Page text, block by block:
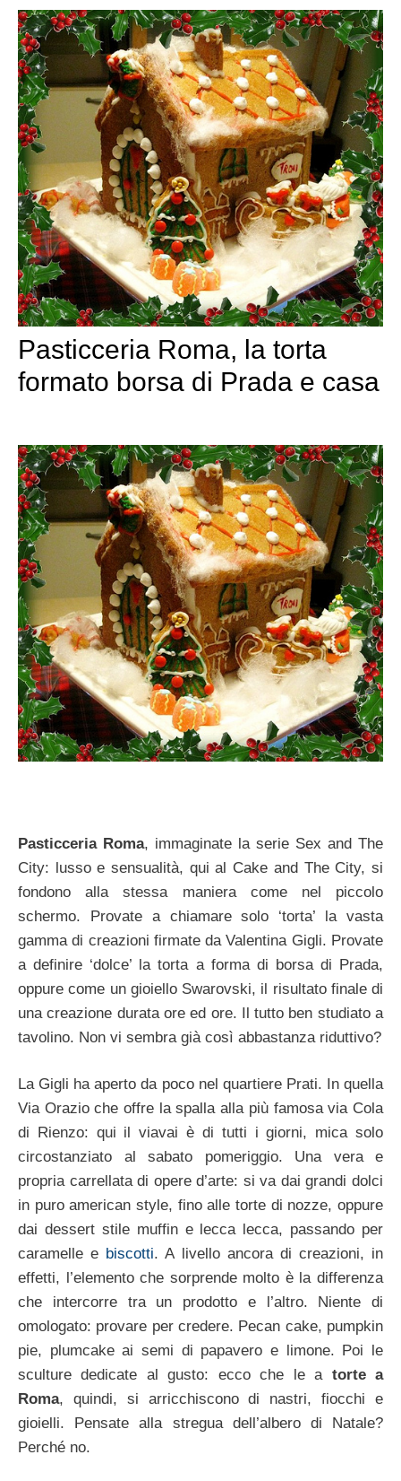
Pasticceria Roma, la torta
formato borsa di Prada e casa
Pasticceria Roma, immaginate la serie Sex and The
City: lusso e sensualità, qui al Cake and The City, si
fondono alla stessa maniera come nel piccolo
schermo. Provate a chiamare solo ‘torta’ la vasta
gamma di creazioni firmate da Valentina Gigli. Provate
a definire ‘dolce’ la torta a forma di borsa di Prada,
oppure come un gioiello Swarovski, il risultato finale di
una creazione durata ore ed ore. Il tutto ben studiato a
tavolino. Non vi sembra già così abbastanza riduttivo?
La Gigli ha aperto da poco nel quartiere Prati. In quella
Via Orazio che offre la spalla alla più famosa via Cola
di Rienzo: qui il viavai è di tutti i giorni, mica solo
circostanziato al sabato pomeriggio. Una vera e
propria carrellata di opere d’arte: si va dai grandi dolci
in puro american style, fino alle torte di nozze, oppure
dai dessert stile muffin e lecca lecca, passando per
caramelle e biscotti. A livello ancora di creazioni, in
effetti, l’elemento che sorprende molto è la differenza
che intercorre tra un prodotto e l’altro. Niente di
omologato: provare per credere. Pecan cake, pumpkin
pie, plumcake ai semi di papavero e limone. Poi le
sculture dedicate al gusto: ecco che le a torte a
Roma, quindi, si arricchiscono di nastri, fiocchi e
gioielli. Pensate alla stregua dell’albero di Natale?
Perché no.